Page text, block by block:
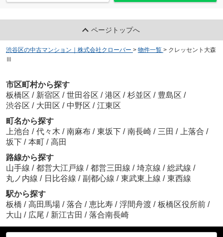
ページトップへ
渋谷区の中古マンション｜株式会社クローバー > 物件一覧 > クレッセント大森
Ⅲ
市区町村から探す
板橋区 / 新宿区 / 世田谷区 / 港区 / 杉並区 / 豊島区 /
渋谷区 / 大田区 / 中野区 / 江東区
町名から探す
上池台 / 代々木 / 南麻布 / 東坂下 / 南長崎 / 三田 / 上落合 /
坂下 / 本町 / 高田
路線から探す
山手線 / 都営大江戸線 / 都営三田線 / 埼京線 / 総武線 /
丸ノ内線 / 日比谷線 / 副都心線 / 東武東上線 / 東西線
駅から探す
板橋 / 高田馬場 / 落合 / 恵比寿 / 浮間舟渡 / 板橋区役所前 /
大山 / 広尾 / 新江古田 / 落合南長崎